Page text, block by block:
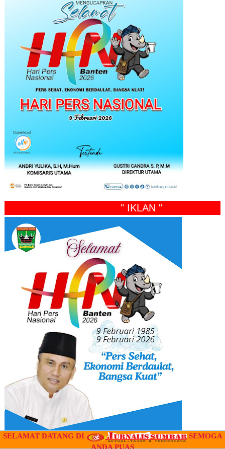
" IKLAN "
SELAMAT DATANG DI
SEMOGA
ANDA PUAS